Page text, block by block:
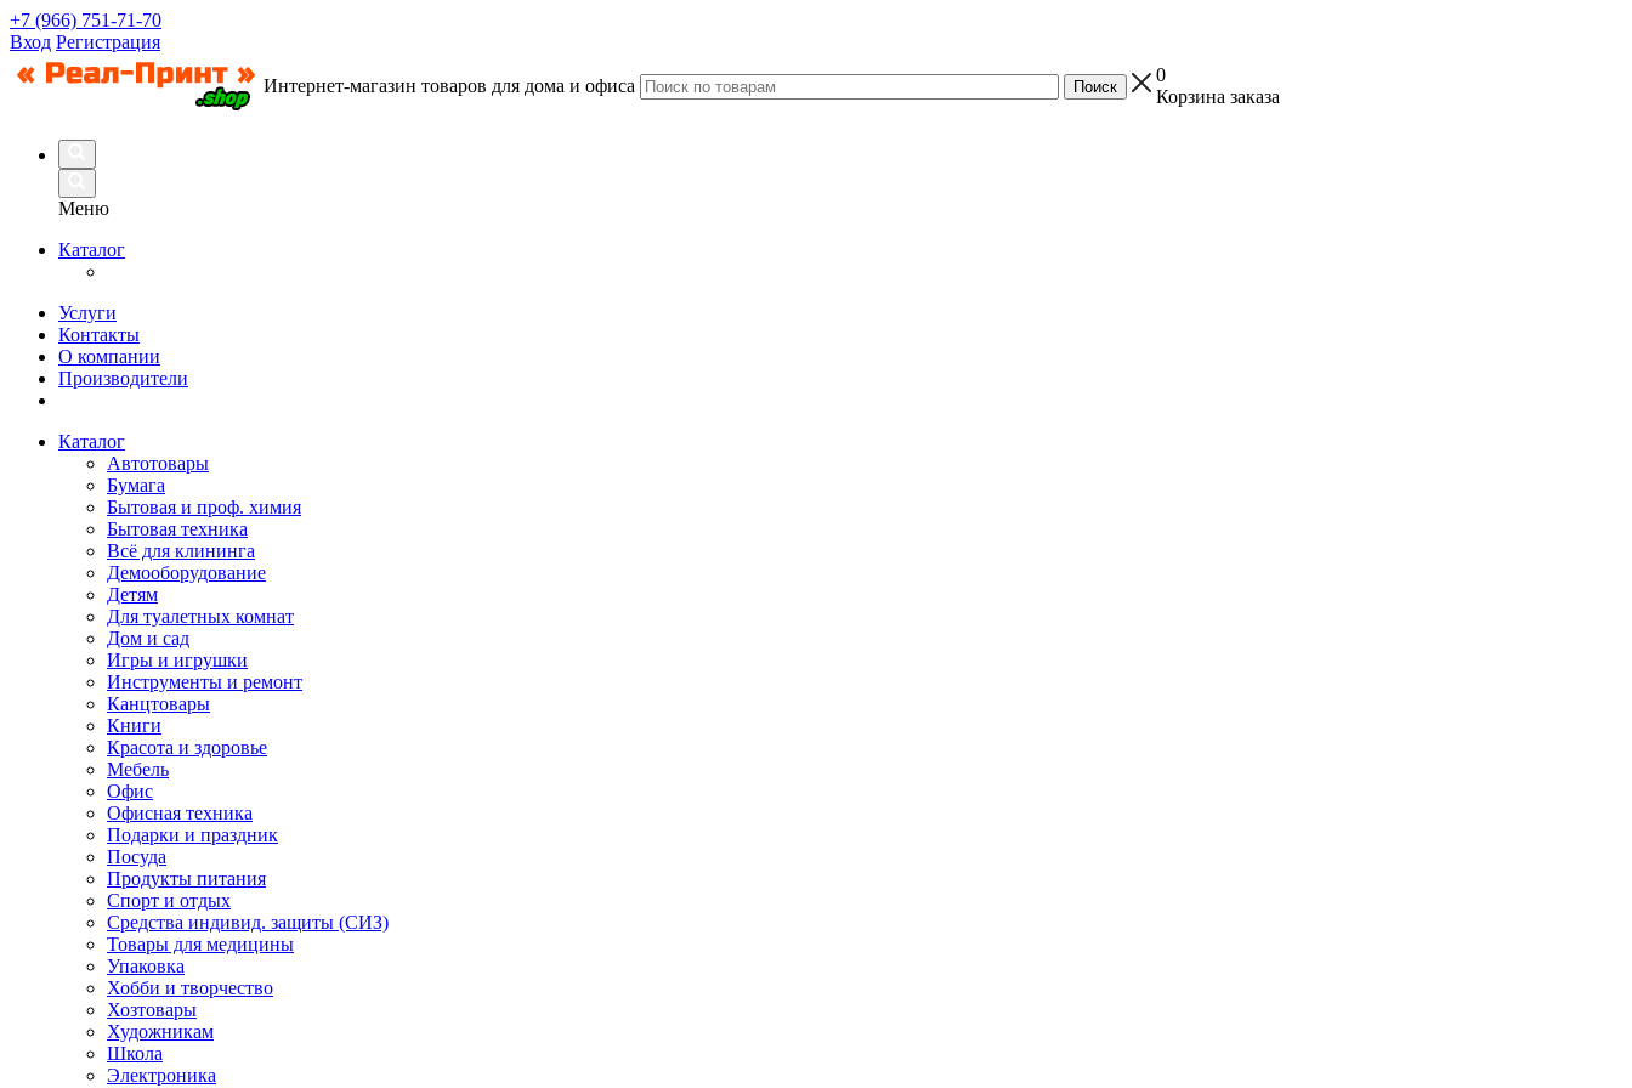
+7 (966) 751-71-70
Вход Регистрация
Интернет-магазин товаров для дома и офиса
0
Корзина заказа
Меню
Каталог
Услуги
Контакты
О компании
Производители
Каталог
Автотовары
Бумага
Бытовая и проф. химия
Бытовая техника
Всё для клининга
Демооборудование
Детям
Для туалетных комнат
Дом и сад
Игры и игрушки
Инструменты и ремонт
Канцтовары
Книги
Красота и здоровье
Мебель
Офис
Офисная техника
Подарки и праздник
Посуда
Продукты питания
Спорт и отдых
Средства индивид. защиты (СИЗ)
Товары для медицины
Упаковка
Хобби и творчество
Хозтовары
Художникам
Школа
Электроника